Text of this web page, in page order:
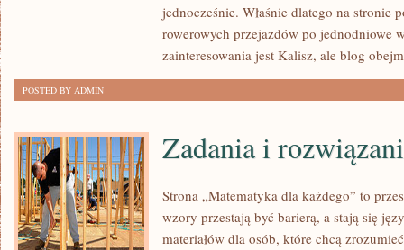
jednocześnie. Właśnie dlatego na stronie
rowerowych przejazdów po jednodniowe
zainteresowania jest Kalisz, ale blog
POSTED BY ADMIN
Zadania i
Strona „Matematyka dla każdego” to
wzory przestają być barierą, a stają się
materiałów dla osób, które chcą